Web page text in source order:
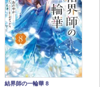
結界師の一輪華 8